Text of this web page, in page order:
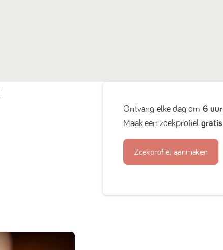
Ontvang elke dag om6 uur
Maak een zoekprofielgratis
Zoekprofiel aanmaken